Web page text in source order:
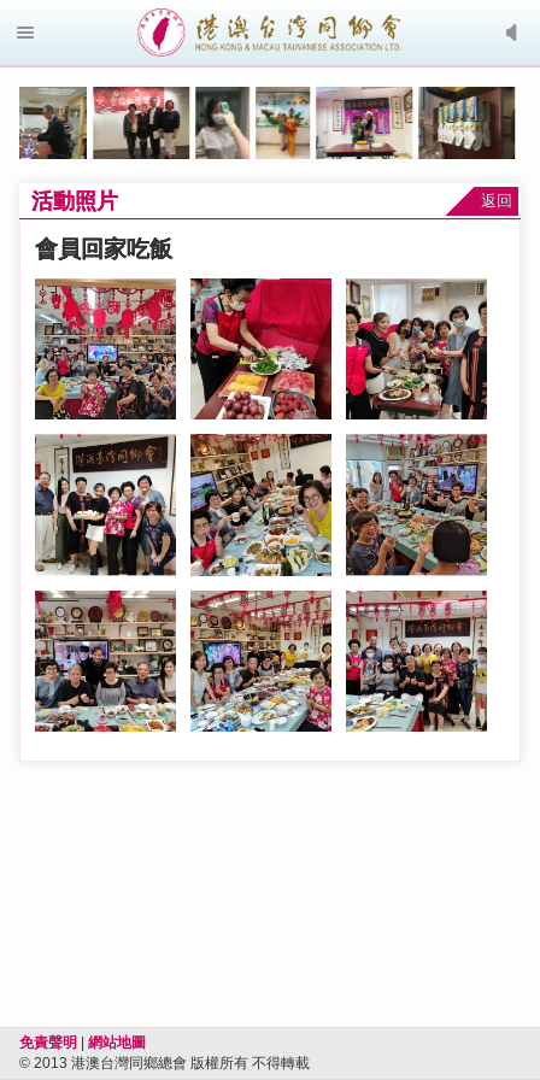
活動照片 返回
會員回家吃飯
免責聲明
網站地圖
© 2013 港澳台灣同鄉總會 版權所有 不得轉載